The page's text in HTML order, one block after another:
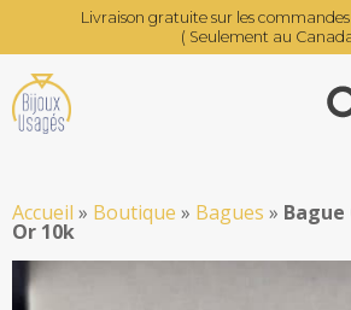
Livraison gratuite sur les
( Seulement au
Accueil » Boutique » Bagues »
Or 10k